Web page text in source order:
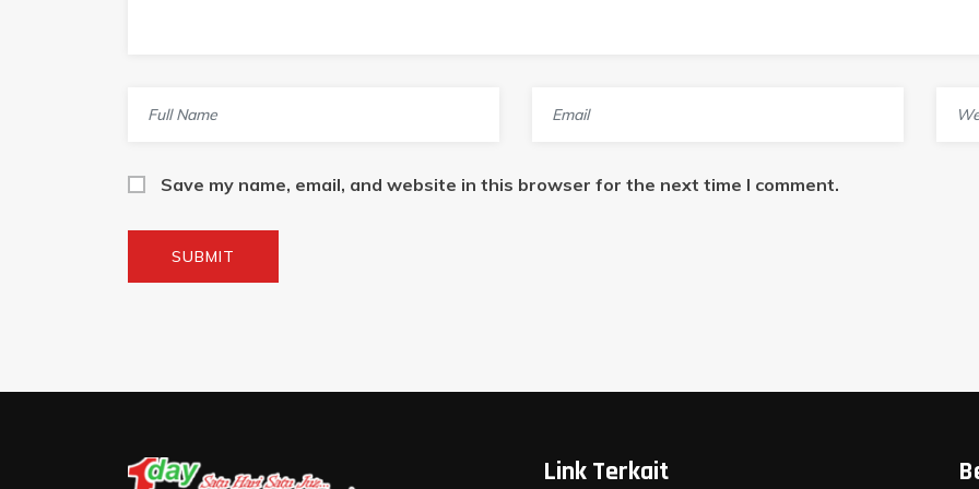
Save my name, email, and website in this browser for the next time I comment.
Link Terkait